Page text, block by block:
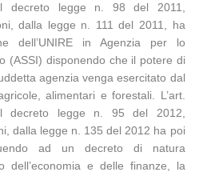
decreto legge n. 98 del 2011,
dalla legge n. 111 del 2011, ha
dell’UNIRE in Agenzia per lo
(ASSI) disponendo che il potere di
agenzia venga esercitato dal
alimentari e forestali. L’art.
decreto legge n. 95 del 2012,
dalla legge n. 135 del 2012 ha poi
ad un decreto di natura
dell’economia e delle finanze, la